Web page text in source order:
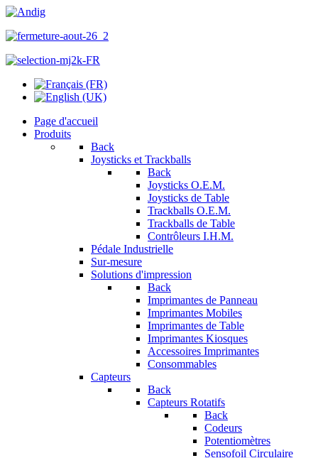
Page d'accueil
Produits
Back
Joysticks et Trackballs
Back
Joysticks O.E.M.
Joysticks de Table
Trackballs O.E.M.
Trackballs de Table
Contrôleurs I.H.M.
Pédale Industrielle
Sur-mesure
Solutions d'impression
Back
Imprimantes de Panneau
Imprimantes Mobiles
Imprimantes de Table
Imprimantes Kiosques
Accessoires Imprimantes
Consommables
Capteurs
Back
Capteurs Rotatifs
Back
Codeurs
Potentiomètres
Sensofoil Circulaire